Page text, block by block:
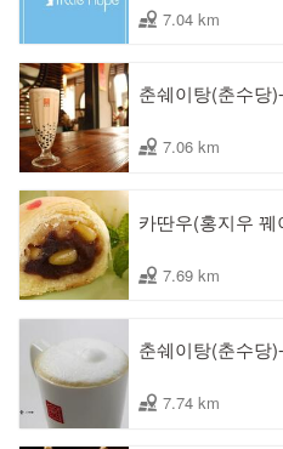
7.04 km
춘쉐이탕(춘수당
7.06 km
카딴우(홍지우 꿰
7.69 km
춘쉐이탕(춘수당
7.74 km